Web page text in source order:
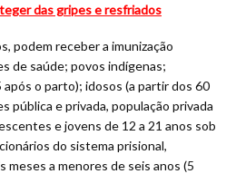
das gripes e resfriados
podem receber a imunização
de saúde; povos indígenas;
o parto); idosos (a partir dos 60
pública e privada, população privada
e jovens de 12 a 21 anos sob
do sistema prisional,
meses a menores de seis anos (5